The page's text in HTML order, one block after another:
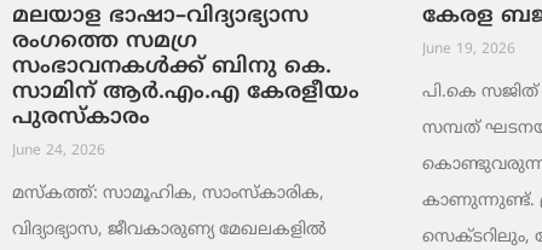
മലയാള ഭാഷാ–വിദ്യാഭ്യാസ
രംഗത്തെ സമഗ്ര
സംഭാവനകൾക്ക് ബിനു കെ.
സാമിന് ആർ.എം.എ കേരളീയം
പുരസ്‌കാരം
June 24, 2026
മസ്കത്ത്: സാമൂഹിക, സാംസ്‌കാരിക,
വിദ്യാഭ്യാസ, ജീവകാരുണ്യ മേഖലകളിൽ
കേരള
June 19, 2026
പി.കെ സജിത്
സമ്പത്
കാണുന്നുണ്ട്.